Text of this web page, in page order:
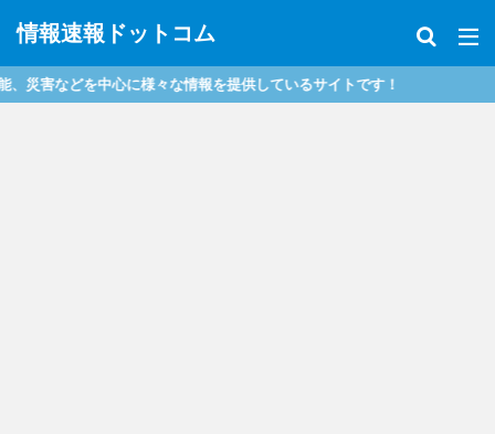
情報速報ドットコム
などを中心に様々な情報を提供しているサイトです！